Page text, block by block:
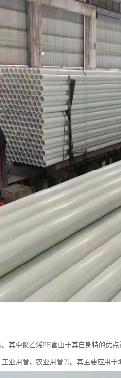
其中聚乙烯PE管由于其自身特的优
业用管、农业用管等。其主要应用于